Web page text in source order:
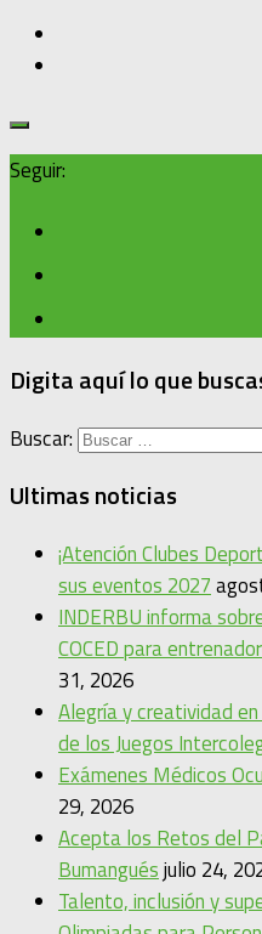
Seguir:
Digita aquí lo que
Buscar:
Ultimas noticias
¡Atención Clubes
sus eventos 2027
INDERBU informa
COCED para
31, 2026
Alegría y creatividad
de los Juegos
Exámenes Médicos
29, 2026
Acepta los Retos del
Bumanguésjulio 24,
Talento, inclusión y